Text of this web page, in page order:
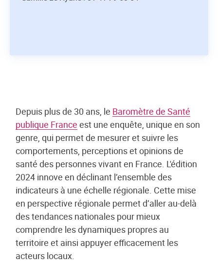
Depuis plus de 30 ans, le Baromètre de Santé
publique France est une enquête, unique en son
genre, qui permet de mesurer et suivre les
comportements, perceptions et opinions de
santé des personnes vivant en France. L'édition
2024 innove en déclinant l’ensemble des
indicateurs à une échelle régionale. Cette mise
en perspective régionale permet d’aller au-delà
des tendances nationales pour mieux
comprendre les dynamiques propres au
territoire et ainsi appuyer efficacement les
acteurs locaux.